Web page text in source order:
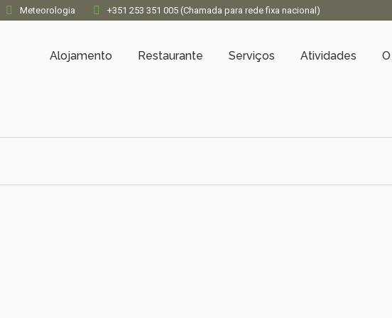
Meteorologia +351 253 351 005 (Chamada para rede fixa nacional)
Alojamento Restaurante Serviços Atividades